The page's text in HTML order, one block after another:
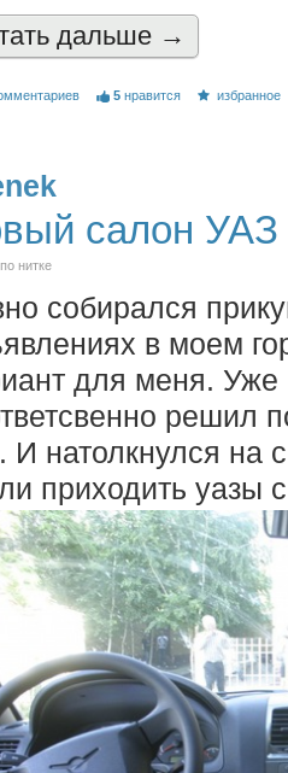
дальшe →
5 нравится избранное
салон УАЗ
нитке
собирался
в моем
для меня. Уже
решил
И натолкнулся на
приходить уазы